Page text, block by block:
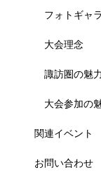
【会議報告】諏訪
フォトギャ
大会理念
諏訪圏の魅力
大会参加の
関連イベント
お問い合わせ